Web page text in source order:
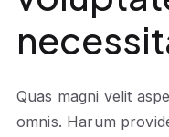
Quas magni velit
omnis. Harum